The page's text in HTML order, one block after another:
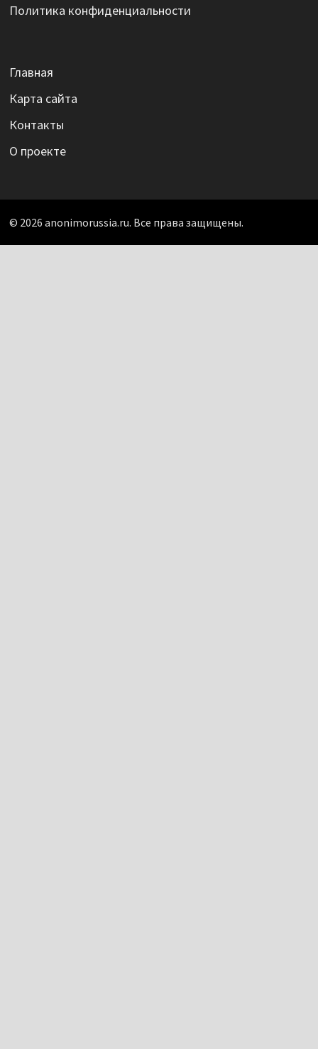
Политика конфиденциальности
Главная
Карта сайта
Контакты
О проекте
© 2026 anonimorussia.ru. Все права защищены.